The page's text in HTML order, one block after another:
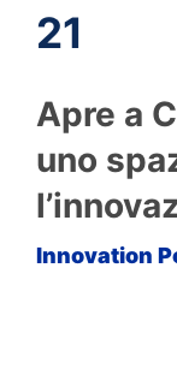
21
Apre a
uno
Innovation